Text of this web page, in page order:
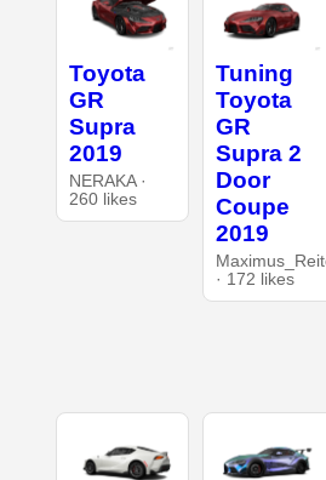
Toyota
GR
Supra
2019
NERAKA ·
260 likes
Tuning
Toyota
GR
Supra 2
Door
Coupe
2019
· 172 likes